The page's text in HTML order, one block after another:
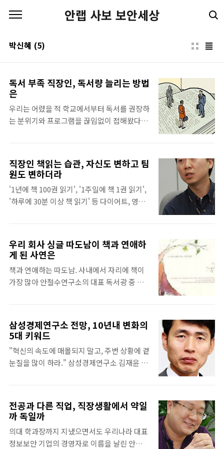
안랩 사보 보안세상
박신혜 (5)
독서 부족 직장인, 독서량 늘리는 방법
은
우리는 어렸을 적 학교에서부터 독서를 권장하
는 분위기와 프로그램을 끊임없이 접해왔다.
적으로 드러내준다. 미국의 사상가 에머슨은
독서를 가리켜 ‘자신의 미래를 만드는 것’이라
고 하기도 했는데, 과연 얼마나 많은 사람이 미
래를 만들어가는지 생각하면 안타까울 뿐이
에서는 정해진 책을 읽고 독후감을 써 내는 방
식의 독서 문화를 새롭게 운영 중이다. 항상 열
정을 가지고 일하는 컨설팅사업본부의 이러한
시도를 도서문화 주최자인 방인구 상무, 도서
문화 심사위원 김응수 책임, 박신혜 선임, 신호
직장인 책읽는 습관, 자신도 변하고 팀
원도 변하더라
'1년에 책 100권 읽기', '1주일에 책 1권 읽기',
'하루에 30분 이상 책 읽기' 등 다이어트, 영어
런데 여기 책을 몇 년 동안 꾸준히 읽어 온 사람
들이 있다. 바로 안철수연구소의 신호철 팀장,
박제석 팀장, 이승원 선임이다. 어떻게 하면 꾸
준한 독서를 해나갈 수 있는지, 독서는 왜 해야
럼 한다. 그리고 알게 모르게 달라진 자신의 모
습을 발견했다고 입을 모은다. 내일의 모습이
오늘과 다른 모습이기를 원한다면 귀담아 들어
볼 이야기다. 신호철 팀장 / 서비스기획팀 -꾸
준한 독..
우리 회사 싱글 따도남이 책과 연애하
게 된 사연은
책과 연애하는 따도남. 사내에서 자리에 책이
가장 많아 안철수연구소의 대표 독서광 중 한
아름다운 가게에 200~400권을 기증하는 질적
선순환으로 끝이 난다. 빠르게 변화하는 세상
속에서 중심을 잃지 않고 살아가는 방법, 전상
수 책임에게는 '독서'가 그 해답이었다. 그는
장 생활에도 그가 책에서 손을 놓을 수 없는 이
유다. 바로 '책'에서 의사결정에 필요한 다양한
혜안(인사이트)을 얻기 때문이다. 그렇다면 직
장인으로서 어떻게 연 300만원 어치의 책을 읽
삼성경제연구소 전망, 10년내 변화의
5대 키워드
"혁신의 속도에 매몰되지 말고, 주변 상황에 곁
눈질을 많이 하라." 삼성경제연구소 김재윤 상
투명한 상황에서는 옆으로 눈을 돌릴 수 있어
야 미래의 변화를 예측할 수 있다는 것이다. 전
사원 학습의 장인 '안랩 스쿨'에서 그가 들려준
'IT가 바꾸는 미래'를 요약 게재한다. 왜 다시
전공과 다른 직업, 직장생활에서 약일
까 독일까
의대 학과장까지 지냈으면서도 우리나라 대표
정보보안 기업의 경영자로 이름을 날린 안철수